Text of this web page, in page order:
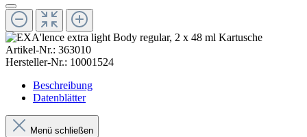
Artikel-Nr.: 363010
Hersteller-Nr.: 10001524
Beschreibung
Datenblätter
Menü schließen